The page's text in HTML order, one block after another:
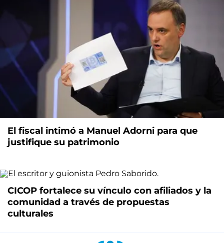
El fiscal intimó a Manuel Adorni para que
justifique su patrimonio
CICOP fortalece su vínculo con afiliados y la
comunidad a través de propuestas
culturales